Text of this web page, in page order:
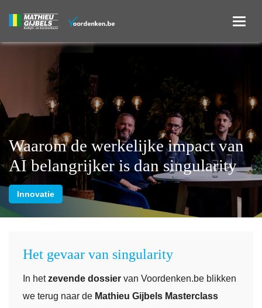
Waarom de werkelijke impact van
AI belangrijker is dan singularity
Innovatie
Het gevaar van singularity
In hetzevende dossier van Voordenken.be blikken
we terug naar de Mathieu Gijbels Masterclass